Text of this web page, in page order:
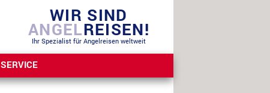
WIR SIND
ANGELREISEN!
Ihr Spezialist für Angelreisen weltweit
SERVICE